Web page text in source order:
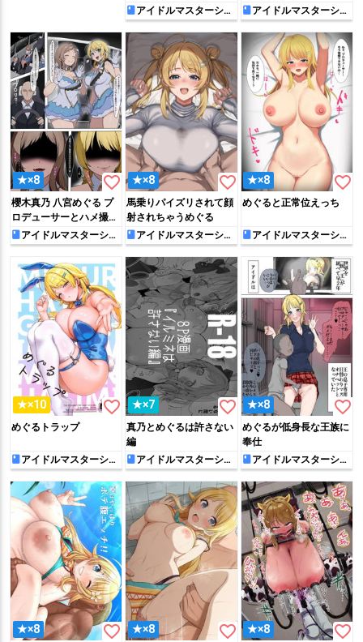
ちゃう!!
アイドルマスターシャ
イニーカラーズ
アイドルマスターシャ
イニーカラーズ
★×8 favorite_border
櫻木真乃 八宮めぐる プ
ロデューサーとハメ撮り
本気セックス
アイドルマスターシャ
イニーカラーズ
★×8 favorite_border
馬乗りパイズリされて顔
射されちゃうめぐる
アイドルマスターシン
デレラガールズ
★×8 favorite_border
めぐると正常位えっち
アイドルマスターシャ
イニーカラーズ
★×10 favorite_border
めぐるトラップ
アイドルマスターシャ
イニーカラーズ
★×7 favorite_border
真乃とめぐるは許さない
編
アイドルマスターシャ
イニーカラーズ
★×8 favorite_border
めぐるが低身長な王族に
奉仕
アイドルマスターシャ
イニーカラーズ
★×8 favorite_border ★×8 favorite_border ★×8 favorite_border